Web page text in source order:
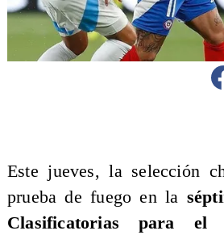
Este jueves, la selección
prueba de fuego en la
Clasificatorias para el